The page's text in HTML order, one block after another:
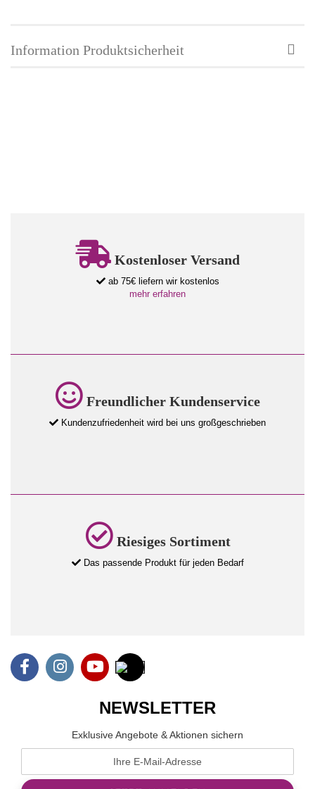
Information Produktsicherheit
Kostenloser Versand
ab 75€ liefern wir kostenlos
mehr erfahren
Freundlicher Kundenservice
Kundenzufriedenheit wird bei uns großgeschrieben
Riesiges Sortiment
Das passende Produkt für jeden Bedarf
NEWSLETTER
Exklusive Angebote & Aktionen sichern